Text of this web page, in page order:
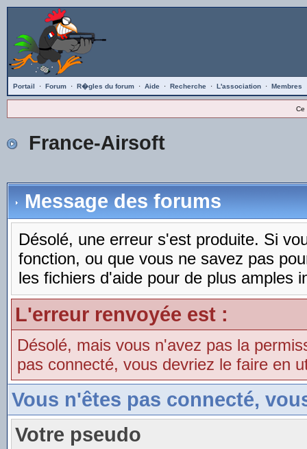
Portail · Forum · R�gles du forum · Aide · Recherche · L'association · Membres
Ce
France-Airsoft
Message des forums
Désolé, une erreur s'est produite. Si
fonction, ou que vous ne savez pas
les fichiers d'aide pour de plus amples
L'erreur renvoyée est :
Désolé, mais vous n'avez pas la
pas connecté, vous devriez le faire en
Vous n'êtes pas connecté,
Votre pseudo